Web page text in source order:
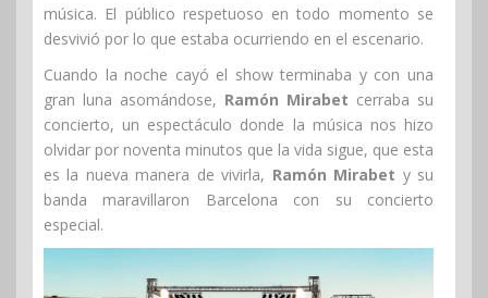
música. El público respetuoso en todo momento se
desvivió por lo que estaba ocurriendo en el escenario.
Cuando la noche cayó el show terminaba y con una
gran luna asomándose, Ramón Mirabet cerraba su
concierto, un espectáculo donde la música nos hizo
olvidar por noventa minutos que la vida sigue, que esta
es la nueva manera de vivirla, Ramón Mirabet y su
banda maravillaron Barcelona con su concierto
especial.